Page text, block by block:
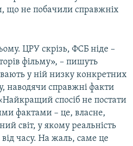
що не побачили справжніх
ЦРУ скрізь, ФСБ ніде –
фільму», – пишуть
у ній низку конкретних
наводячи справжні факти
спосіб не постати
фактами – це, власне,
світ, у якому реальність
від часу. На жаль, саме це